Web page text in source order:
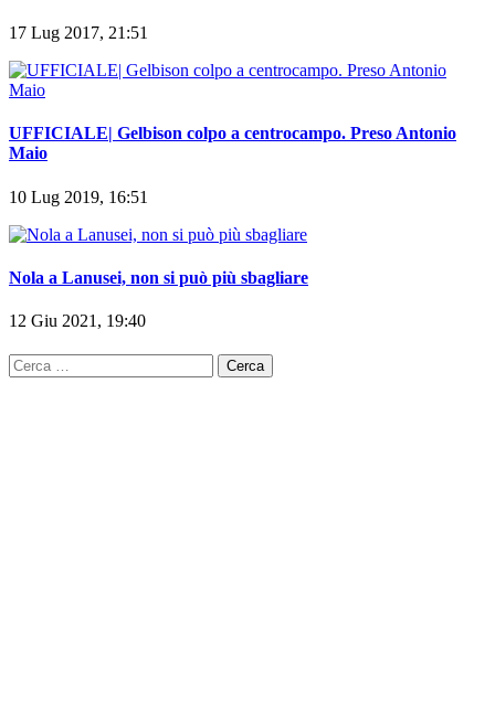
17 Lug 2017, 21:51
UFFICIALE| Gelbison colpo a centrocampo. Preso Antonio
Maio
10 Lug 2019, 16:51
Nola a Lanusei, non si può più sbagliare
12 Giu 2021, 19:40
Ricerca
per: